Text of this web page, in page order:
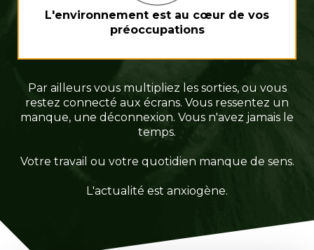
L'environnement est au cœur de vos
préoccupations
Par ailleurs vous multipliez les sorties, ou vous
restez connecté aux écrans. Vous ressentez un
manque, une déconnexion. Vous n'avez jamais le
temps.
Votre travail ou votre quotidien manque de sens.
L'actualité est anxiogène.